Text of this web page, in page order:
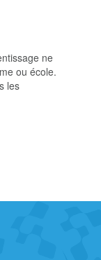
ne
ou école.
les